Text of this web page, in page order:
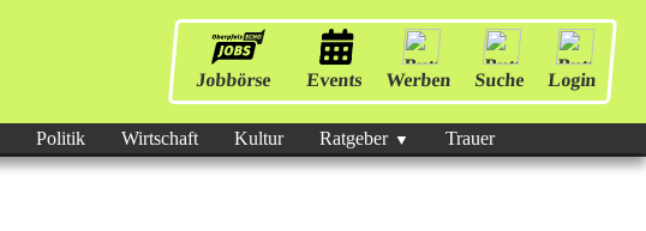
Jobbörse Events Werben Suche Login
Politik Wirtschaft Kultur Ratgeber Trauer